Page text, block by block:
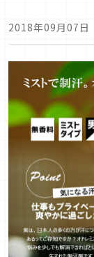
2018年09月07日